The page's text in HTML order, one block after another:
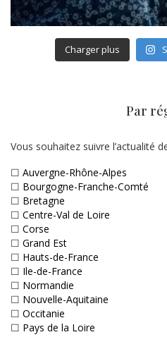
Charger plus
Par
Vous souhaitez suivre l’actualité
☐ Auvergne-Rhône-Alpes
☐ Bourgogne-Franche-Comté
☐ Bretagne
☐ Centre-Val de Loire
☐ Corse
☐ Grand Est
☐ Hauts-de-France
☐ Ile-de-France
☐ Normandie
☐ Nouvelle-Aquitaine
☐ Occitanie
☐ Pays de la Loire